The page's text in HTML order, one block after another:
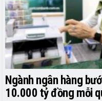
Ngành ngân hàng
10.000 tỷ đồng mỗi